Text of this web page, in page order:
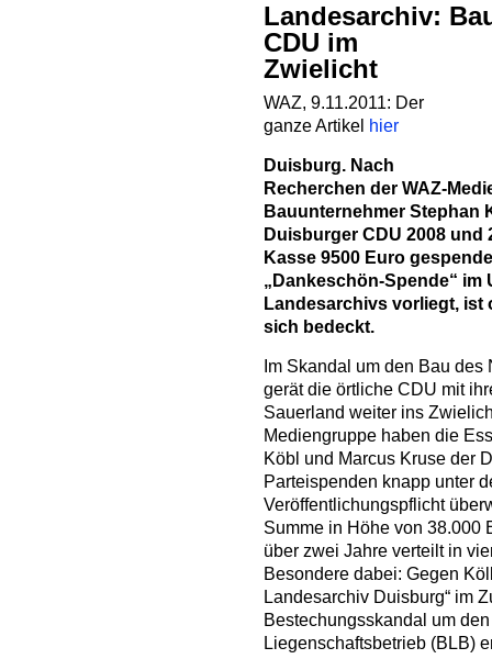
Landesarchiv:
CDU im
Zwielicht
WAZ, 9.11.2011: Der
ganze Artikel hier
Duisburg. Nach
Recherchen der WAZ-
Bauunternehmer Stephan
Duisburger CDU 2008
Kasse 9500 Euro
„Dankeschön-Spende“ im
Landesarchivs vorliegt, ist
sich bedeckt.
Im Skandal um den Bau
gerät die örtliche CDU mit
Sauerland weiter ins
Mediengruppe haben die
Köbl und Marcus Kruse der
Parteispenden knapp unter
Veröffentlichungspflicht
Summe in Höhe von 38.000
über zwei Jahre verteilt in
Besondere dabei: Gegen
Landesarchiv Duisburg“ im
Bestechungsskandal um
Liegenschaftsbetrieb (BLB)